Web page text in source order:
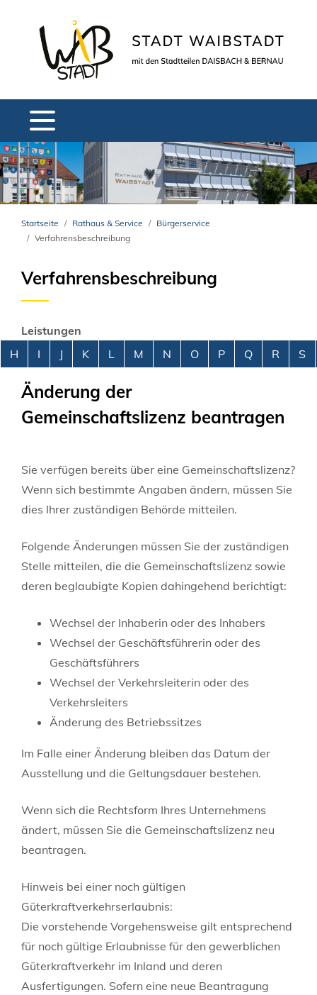
Startseite Rathaus & Service
Bürgerservice
Verfahrensbeschreibung
Verfahrensbeschreibung
Leistungen
Alphabetisches Register überspringen
H I J K L M N O P Q R S
Änderung der
Gemeinschaftslizenz beantragen
Sie verfügen bereits über eine Gemeinschaftslizenz?
Wenn sich bestimmte Angaben ändern, müssen Sie
dies Ihrer zuständigen Behörde mitteilen.
Folgende Änderungen müssen Sie der zuständigen
Stelle mitteilen, die die Gemeinschaftslizenz sowie
deren beglaubigte Kopien dahingehend berichtigt:
Wechsel der Inhaberin oder des Inhabers
Wechsel der Geschäftsführerin oder des
Geschäftsführers
Wechsel der Verkehrsleiterin oder des
Verkehrsleiters
Änderung des Betriebssitzes
Im Falle einer Änderung bleiben das Datum der
Ausstellung und die Geltungsdauer bestehen.
Wenn sich die Rechtsform Ihres Unternehmens
ändert, müssen Sie die Gemeinschaftslizenz neu
beantragen.
Hinweis bei einer noch gültigen
Güterkraftverkehrserlaubnis:
Die vorstehende Vorgehensweise gilt entsprechend
für noch gültige Erlaubnisse für den gewerblichen
Güterkraftverkehr im Inland und deren
Ausfertigungen. Sofern eine neue Beantragung